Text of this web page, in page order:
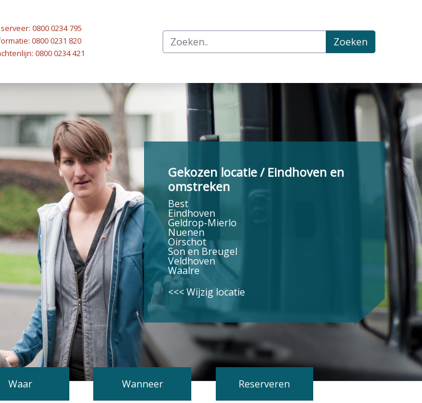
0800 0234 795
0800 0231 820
0800 0234 421
Zoeken
Gekozen locatie / Eindhoven en
omstreken
Best
Eindhoven
Geldrop-Mierlo
Nuenen
Oirschot
Son en Breugel
Veldhoven
Waalre
<<< Wijzig locatie
Waar Wanneer Reserveren